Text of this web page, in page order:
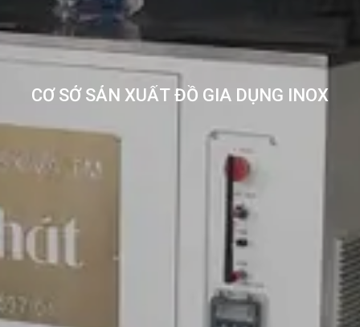
CƠ SỞ SẢN XUẤT ĐỒ GIA DỤNG INOX